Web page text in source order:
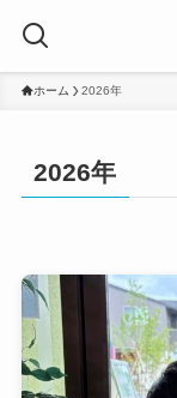
ホーム 2026年
2026年